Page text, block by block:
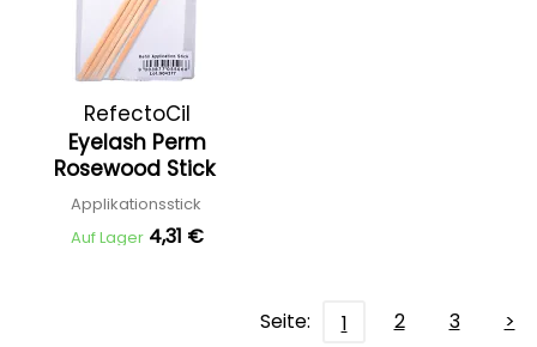
RefectoCil
Eyelash Perm
Rosewood Stick
Applikationsstick
Auf Lager 4,31 €
Seite: 1 2 3 >